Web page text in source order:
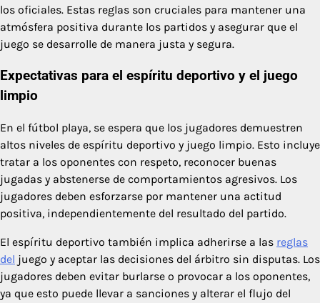
los oficiales. Estas reglas son cruciales para mantener una
atmósfera positiva durante los partidos y asegurar que el
juego se desarrolle de manera justa y segura.
Expectativas para el espíritu deportivo y el juego
limpio
En el fútbol playa, se espera que los jugadores demuestren
altos niveles de espíritu deportivo y juego limpio. Esto incluye
tratar a los oponentes con respeto, reconocer buenas
jugadas y abstenerse de comportamientos agresivos. Los
jugadores deben esforzarse por mantener una actitud
positiva, independientemente del resultado del partido.
El espíritu deportivo también implica adherirse a las reglas
del juego y aceptar las decisiones del árbitro sin disputas. Los
jugadores deben evitar burlarse o provocar a los oponentes,
ya que esto puede llevar a sanciones y alterar el flujo del